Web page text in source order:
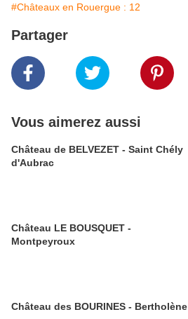
#Châteaux en Rouergue : 12
Partager
Vous aimerez aussi
Château de BELVEZET - Saint Chély
d'Aubrac
Château LE BOUSQUET -
Montpeyroux
Château des BOURINES - Bertholène